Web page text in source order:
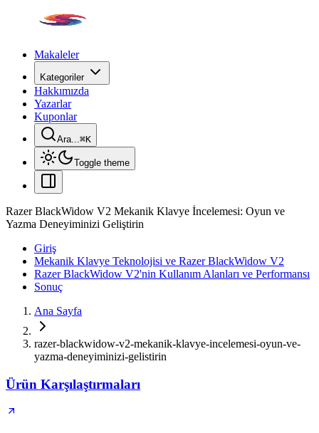
Makaleler
Kategoriler
Hakkımızda
Yazarlar
Kuponlar
Ara...⌘K
Toggle theme
Razer BlackWidow V2 Mekanik Klavye İncelemesi: Oyun ve
Yazma Deneyiminizi Geliştirin
Giriş
Mekanik Klavye Teknolojisi ve Razer BlackWidow V2
Razer BlackWidow V2'nin Kullanım Alanları ve Performansı
Sonuç
Ana Sayfa
razer-blackwidow-v2-mekanik-klavye-incelemesi-oyun-ve-
yazma-deneyiminizi-gelistirin
Ürün Karşılaştırmaları